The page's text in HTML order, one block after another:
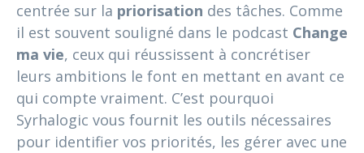
centrée sur la priorisation des tâches. Comme
il est souvent souligné dans le podcast Change
ma vie, ceux qui réussissent à concrétiser
leurs ambitions le font en mettant en avant ce
qui compte vraiment. C’est pourquoi
Syrhalogic vous fournit les outils nécessaires
pour identifier vos priorités, les gérer avec une